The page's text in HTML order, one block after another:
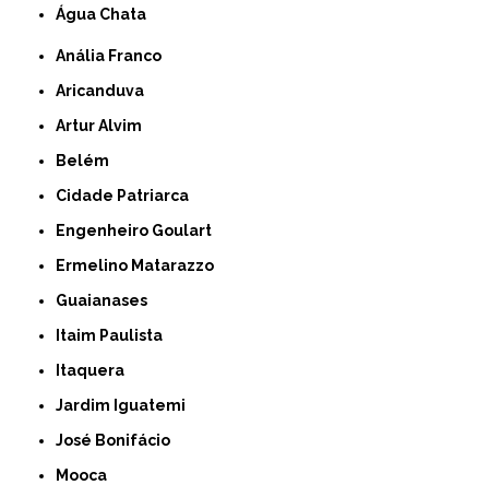
Água Chata
Anália Franco
Aricanduva
Artur Alvim
Belém
Cidade Patriarca
Engenheiro Goulart
Ermelino Matarazzo
Guaianases
Itaim Paulista
Itaquera
Jardim Iguatemi
José Bonifácio
Mooca